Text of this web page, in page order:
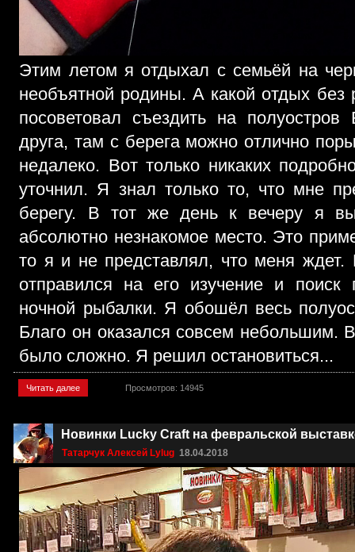
Этим летом я отдыхал с семьёй на
необъятной родины. А какой отдых
посоветовал съездить на
друга, там с берега можно отлично
недалеко. Вот только никаких
уточнил. Я знал только то, что мне
берегу. В тот же день к вечеру я
абсолютно незнакомое место. Это
то я и не представлял, что меня
отправился на его изучение и
ночной рыбалки. Я обошёл весь
Благо он оказался совсем небольшим.
было сложно. Я решил остановиться...
Читать далее Просмотров: 14945
Новинки Lucky Craft на февральской
Татарчук Алексей Lylug 18.04.2018